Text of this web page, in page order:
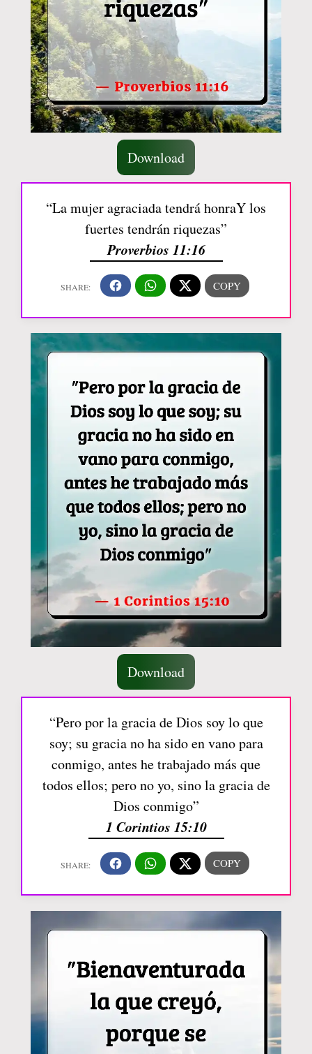
Download
“La mujer agraciada tendrá honraY los
fuertes tendrán riquezas”
Proverbios 11:16
Download
“Pero por la gracia de Dios soy lo que
soy; su gracia no ha sido en vano para
conmigo, antes he trabajado más que
todos ellos; pero no yo, sino la gracia de
Dios conmigo”
1 Corintios 15:10